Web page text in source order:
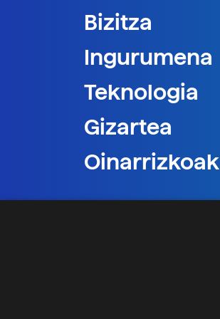
Bizitza
Ingurumena
Teknologia
Gizartea
Oinarrizkoak